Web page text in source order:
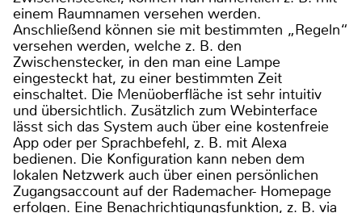
einem Raumnamen versehen werden.
Anschließend können sie mit bestimmten „Regeln“
versehen werden, welche z. B. den
Zwischenstecker, in den man eine Lampe
eingesteckt hat, zu einer bestimmten Zeit
einschaltet. Die Menüoberfläche ist sehr intuitiv
und übersichtlich. Zusätzlich zum Webinterface
lässt sich das System auch über eine kostenfreie
App oder per Sprachbefehl, z. B. mit Alexa
bedienen. Die Konfiguration kann neben dem
lokalen Netzwerk auch über einen persönlichen
Zugangsaccount auf der Rademacher- Homepage
erfolgen. Eine Benachrichtigungsfunktion, z. B. via